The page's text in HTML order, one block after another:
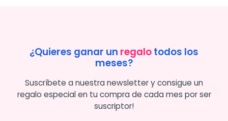
¿Quieres ganar un regalotodos los
meses?
Suscríbete a nuestra newsletter y consigue un
regalo especial en tu compra de cada mes por ser
suscriptor!